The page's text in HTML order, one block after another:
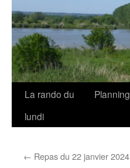
La rando du
lundi
Planning
← Repas du 22 janvier 2024